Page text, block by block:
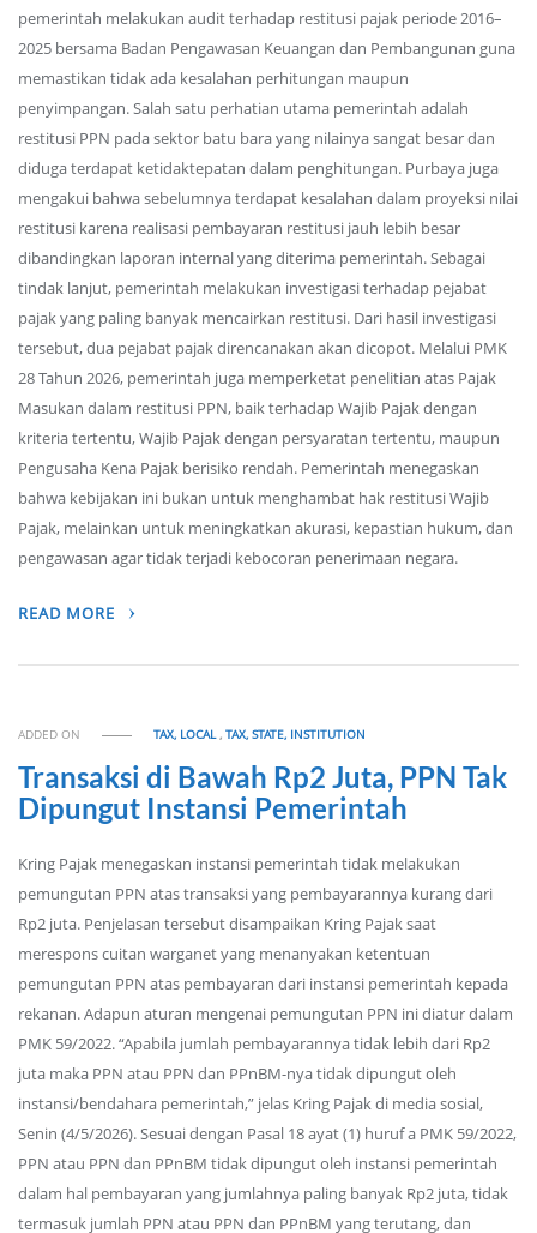
pemerintah melakukan audit terhadap restitusi pajak periode 2016–
2025 bersama Badan Pengawasan Keuangan dan Pembangunan guna
memastikan tidak ada kesalahan perhitungan maupun
penyimpangan. Salah satu perhatian utama pemerintah adalah
restitusi PPN pada sektor batu bara yang nilainya sangat besar dan
diduga terdapat ketidaktepatan dalam penghitungan. Purbaya juga
mengakui bahwa sebelumnya terdapat kesalahan dalam proyeksi nilai
restitusi karena realisasi pembayaran restitusi jauh lebih besar
dibandingkan laporan internal yang diterima pemerintah. Sebagai
tindak lanjut, pemerintah melakukan investigasi terhadap pejabat
pajak yang paling banyak mencairkan restitusi. Dari hasil investigasi
tersebut, dua pejabat pajak direncanakan akan dicopot. Melalui PMK
28 Tahun 2026, pemerintah juga memperketat penelitian atas Pajak
Masukan dalam restitusi PPN, baik terhadap Wajib Pajak dengan
kriteria tertentu, Wajib Pajak dengan persyaratan tertentu, maupun
Pengusaha Kena Pajak berisiko rendah. Pemerintah menegaskan
bahwa kebijakan ini bukan untuk menghambat hak restitusi Wajib
Pajak, melainkan untuk meningkatkan akurasi, kepastian hukum, dan
pengawasan agar tidak terjadi kebocoran penerimaan negara.
READ MORE
ADDED ON TAX, LOCAL,TAX, STATE, INSTITUTION
Transaksi di Bawah Rp2 Juta, PPN Tak
Dipungut Instansi Pemerintah
Kring Pajak menegaskan instansi pemerintah tidak melakukan
pemungutan PPN atas transaksi yang pembayarannya kurang dari
Rp2 juta. Penjelasan tersebut disampaikan Kring Pajak saat
merespons cuitan warganet yang menanyakan ketentuan
pemungutan PPN atas pembayaran dari instansi pemerintah kepada
rekanan. Adapun aturan mengenai pemungutan PPN ini diatur dalam
PMK 59/2022. “Apabila jumlah pembayarannya tidak lebih dari Rp2
juta maka PPN atau PPN dan PPnBM-nya tidak dipungut oleh
instansi/bendahara pemerintah,” jelas Kring Pajak di media sosial,
Senin (4/5/2026). Sesuai dengan Pasal 18 ayat (1) huruf a PMK 59/2022,
PPN atau PPN dan PPnBM tidak dipungut oleh instansi pemerintah
dalam hal pembayaran yang jumlahnya paling banyak Rp2 juta, tidak
termasuk jumlah PPN atau PPN dan PPnBM yang terutang, dan